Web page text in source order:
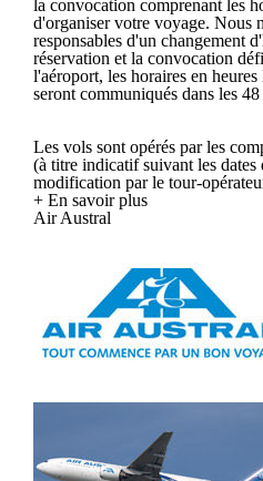
la convocation comprenant les
d'organiser votre voyage. Nous
responsables d'un changement
réservation et la convocation
l'aéroport, les horaires en
seront communiqués dans les
Les vols sont opérés par les
(à titre indicatif suivant les dates
modification par le tour-
+ En savoir plus
Air Austral